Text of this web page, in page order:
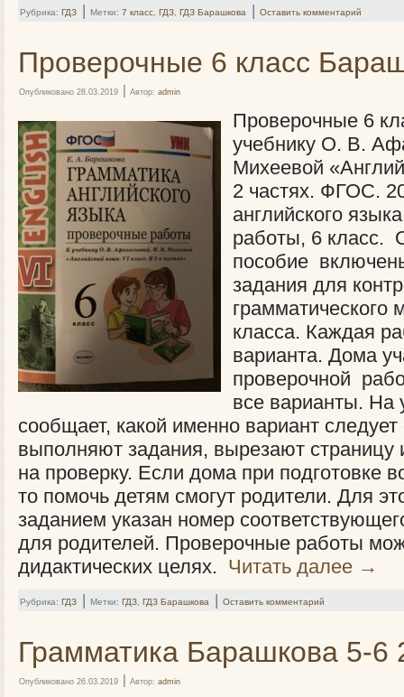
Рубрика: ГДЗ | Метки: 7 класс ГДЗ ГДЗ Барашкова | Оставить комментарий
Проверочные 6 класс
Опубликовано 28.03.2019 | Автор: admin
Проверочные 6
учебнику О. В.
Михеевой
2 частях. ФГОС.
английского
работы, 6 класс.
пособие
задания для
грамматического
класса. Каждая
варианта. Дома
проверочной
все варианты. На
сообщает, какой именно вариант
выполняют задания, вырезают страницу
на проверку. Если дома при подготовке
то помочь детям смогут родители. Для
заданием указан номер
для родителей. Проверочные работы
дидактических целях. Читать далее →
Рубрика: ГДЗ | Метки: ГДЗ ГДЗ Барашкова | Оставить комментарий
Грамматика Барашкова 5-6
Опубликовано 26.03.2019 | Автор: admin